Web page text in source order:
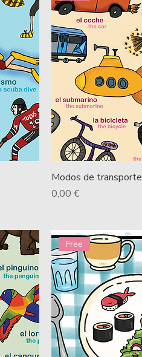
Modos de transporte
Price
0,00 €
Free